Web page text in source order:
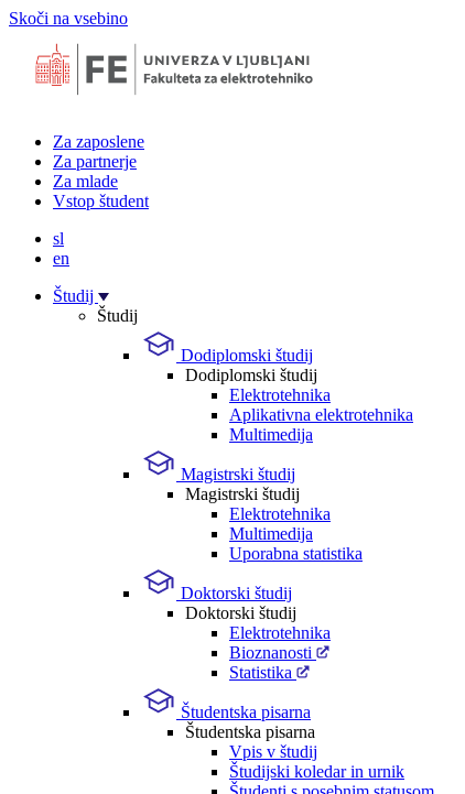
Skoči na vsebino
Za zaposlene
Za partnerje
Za mlade
Vstop študent
sl
en
Študij
Študij
Dodiplomski študij
Dodiplomski študij
Elektrotehnika
Aplikativna elektrotehnika
Multimedija
Magistrski študij
Magistrski študij
Elektrotehnika
Multimedija
Uporabna statistika
Doktorski študij
Doktorski študij
Elektrotehnika
Bioznanosti
Statistika
Študentska pisarna
Študentska pisarna
Vpis v študij
Študijski koledar in urnik